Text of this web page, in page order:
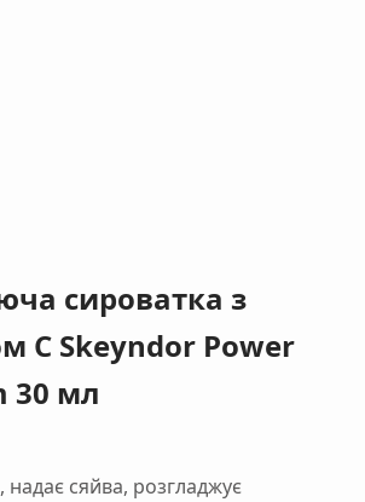
сироватка з
С Skeyndor Power
30 мл
надає сяйва, розгладжує